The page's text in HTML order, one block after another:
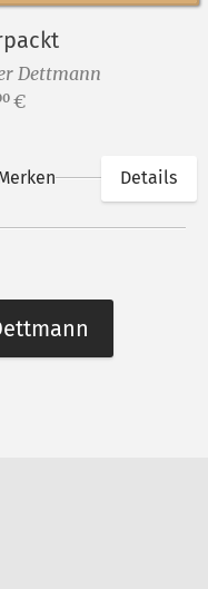
Dettmann
€
Details